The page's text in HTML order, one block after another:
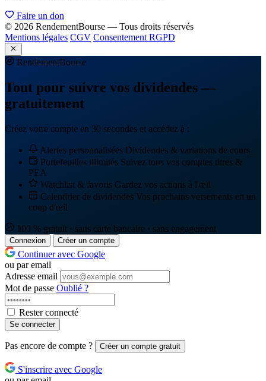
Faire un don
© 2026 RendementBourse — Tous droits réservés
Mentions légales CGV Consentement RGPD
RendementBourse
Tout pour suivre vos dividendes —
gratuitement
Créez votre compte en 30 secondes et accédez à :
Alertes personnalisées Dividendes & variations de cours
Portefeuilles illimités Suivez tous vos comptes titres &
PEA
Watchlist & favoris Gardez vos actions à l'œil
Calendrier de dividendes Vos prochains versements en un
coup d'œil
100 % gratuit · sans carte bancaire · sans engagement
Connexion Créer un compte
Continuer avec Google
ou par email
Adresse email
Mot de passe Oublié ?
Rester connecté
Se connecter
Pas encore de compte ? Créer un compte gratuit
S'inscrire avec Google